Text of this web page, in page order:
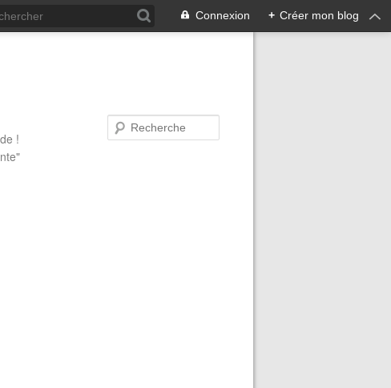
Connexion + Créer mon blog
!